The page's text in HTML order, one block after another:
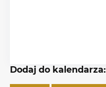
Dodaj do kalendarza: